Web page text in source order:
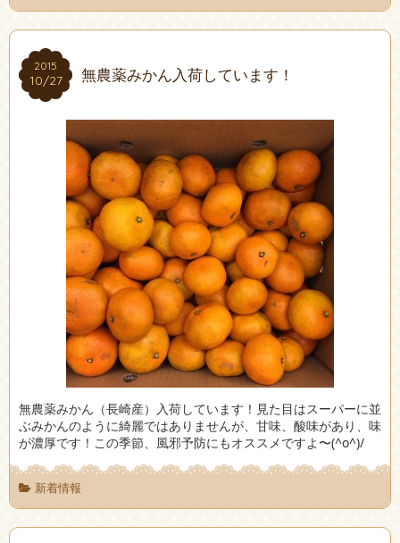
2015
10/27
2015
10/27 無農薬みかん入荷しています！
無農薬みかん（長崎産）入荷しています！見た目はスーパーに並
ぶみかんのように綺麗ではありませんが、甘味、酸味があり、味
が濃厚です！この季節、風邪予防にもオススメですよ〜(^o^)/
新着情報